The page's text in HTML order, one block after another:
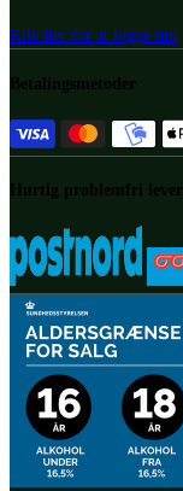
Klik her for at logge ind
Betalingsmetoder
Hurtig problemfri